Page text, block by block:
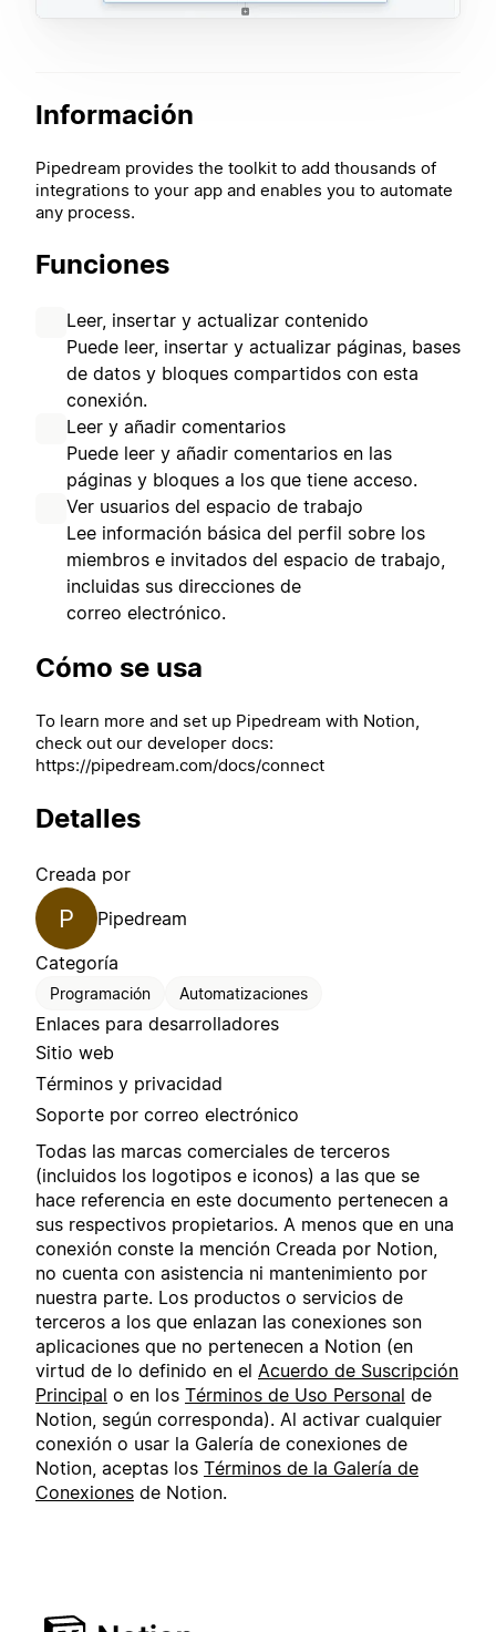
Información
Pipedream provides the toolkit to add thousands of
integrations to your app and enables you to automate
any process.
Funciones
Leer, insertar y actualizar contenido
Puede leer, insertar y actualizar páginas, bases
de datos y bloques compartidos con esta
conexión.
Leer y añadir comentarios
Puede leer y añadir comentarios en las
páginas y bloques a los que tiene acceso.
Ver usuarios del espacio de trabajo
Lee información básica del perfil sobre los
miembros e invitados del espacio de trabajo,
incluidas sus direcciones de
correo electrónico.
Cómo se usa
To learn more and set up Pipedream with Notion,
check out our developer docs:
https://pipedream.com/docs/connect
Detalles
Creada por
P
Pipedream
Categoría
Programación Automatizaciones
Enlaces para desarrolladores
Sitio web
Términos y privacidad
Soporte por correo electrónico
Todas las marcas comerciales de terceros
(incluidos los logotipos e iconos) a las que se
hace referencia en este documento pertenecen a
sus respectivos propietarios. A menos que en una
conexión conste la mención Creada por Notion,
no cuenta con asistencia ni mantenimiento por
nuestra parte. Los productos o servicios de
terceros a los que enlazan las conexiones son
aplicaciones que no pertenecen a Notion (en
virtud de lo definido en el Acuerdo de Suscripción
Principal o en los Términos de Uso Personal de
Notion, según corresponda). Al activar cualquier
conexión o usar la Galería de conexiones de
Notion, aceptas los Términos de la Galería de
Conexiones de Notion.